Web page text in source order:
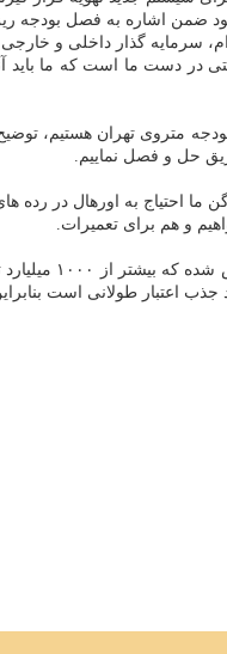
اشاره به فصل بودجه
در دست ما است که ما
متروی تهران هستیم،
حل و فصل نماییم.
بیان اینکه ما باید ناوگان را تازه نفس نگه
و هم برای تعمیرات.
مدیرعامل
جذب اعتبار طولانی است